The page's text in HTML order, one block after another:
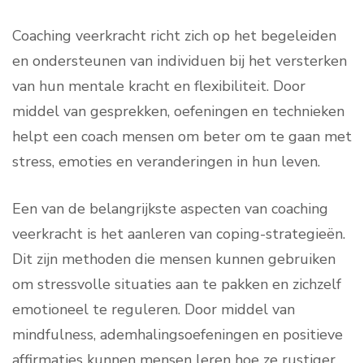
Coaching veerkracht richt zich op het begeleiden
en ondersteunen van individuen bij het versterken
van hun mentale kracht en flexibiliteit. Door
middel van gesprekken, oefeningen en technieken
helpt een coach mensen om beter om te gaan met
stress, emoties en veranderingen in hun leven.
Een van de belangrijkste aspecten van coaching
veerkracht is het aanleren van coping-strategieën.
Dit zijn methoden die mensen kunnen gebruiken
om stressvolle situaties aan te pakken en zichzelf
emotioneel te reguleren. Door middel van
mindfulness, ademhalingsoefeningen en positieve